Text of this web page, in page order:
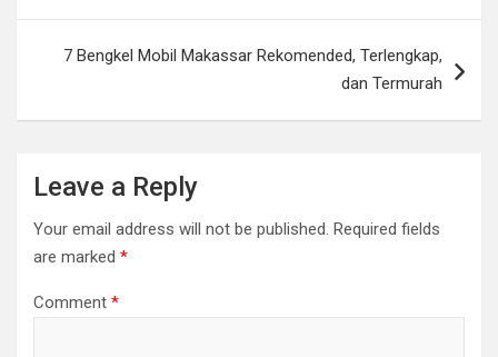
7 Bengkel Mobil Makassar Rekomended, Terlengkap,
dan Termurah
Leave a Reply
Your email address will not be published. Required fields
are marked *
Comment *